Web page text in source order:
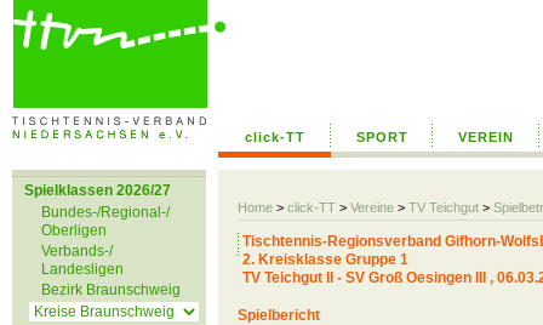
click-TT SPORT VEREIN
Home > click-TT > Vereine > TV Teichgut >
Spielklassen 2026/27
Bundes-/Regional-/
Oberligen
Verbands-/
Landesligen
Bezirk Braunschweig
Tischtennis-Regionsverband Gifhorn-
2. Kreisklasse Gruppe 1
TV Teichgut II - SV Groß Oesingen III ,
Spielbericht